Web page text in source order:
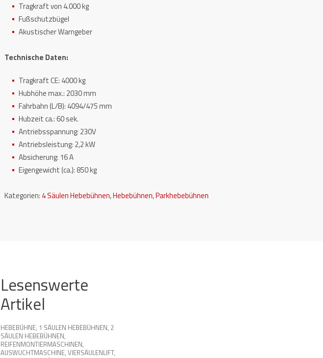
Tragkraft von 4.000 kg
Fußschutzbügel
Akustischer Warngeber
Technische Daten:
Tragkraft CE: 4000 kg
Hubhöhe max.: 2030 mm
Fahrbahn (L/B): 4094/475 mm
Hubzeit ca.: 60 sek.
Antriebsspannung: 230V
Antriebsleistung: 2,2 kW
Absicherung: 16 A
Eigengewicht (ca.): 850 kg
Kategorien: 4 Säulen Hebebühnen,Hebebühnen,Parkhebebühnen
Lesenswerte
Artikel
HEBEBÜHNE, 1 SÄULEN HEBEBÜHNEN, 2
SÄULEN HEBEBÜHNEN,
REIFENMONTIERMASCHINEN,
AUSWUCHTMASCHINE, VIERSÄULENLIFT,